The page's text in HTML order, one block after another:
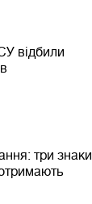
відбили
три знаки